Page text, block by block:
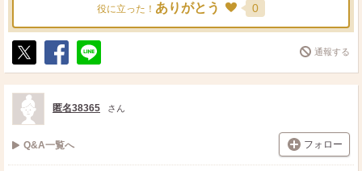
役に立った！ ありがとう 0
ポ
ス
ト
シ
ェ
送
る
通報する
匿名38365 さん
Q&A一覧へ フォロー